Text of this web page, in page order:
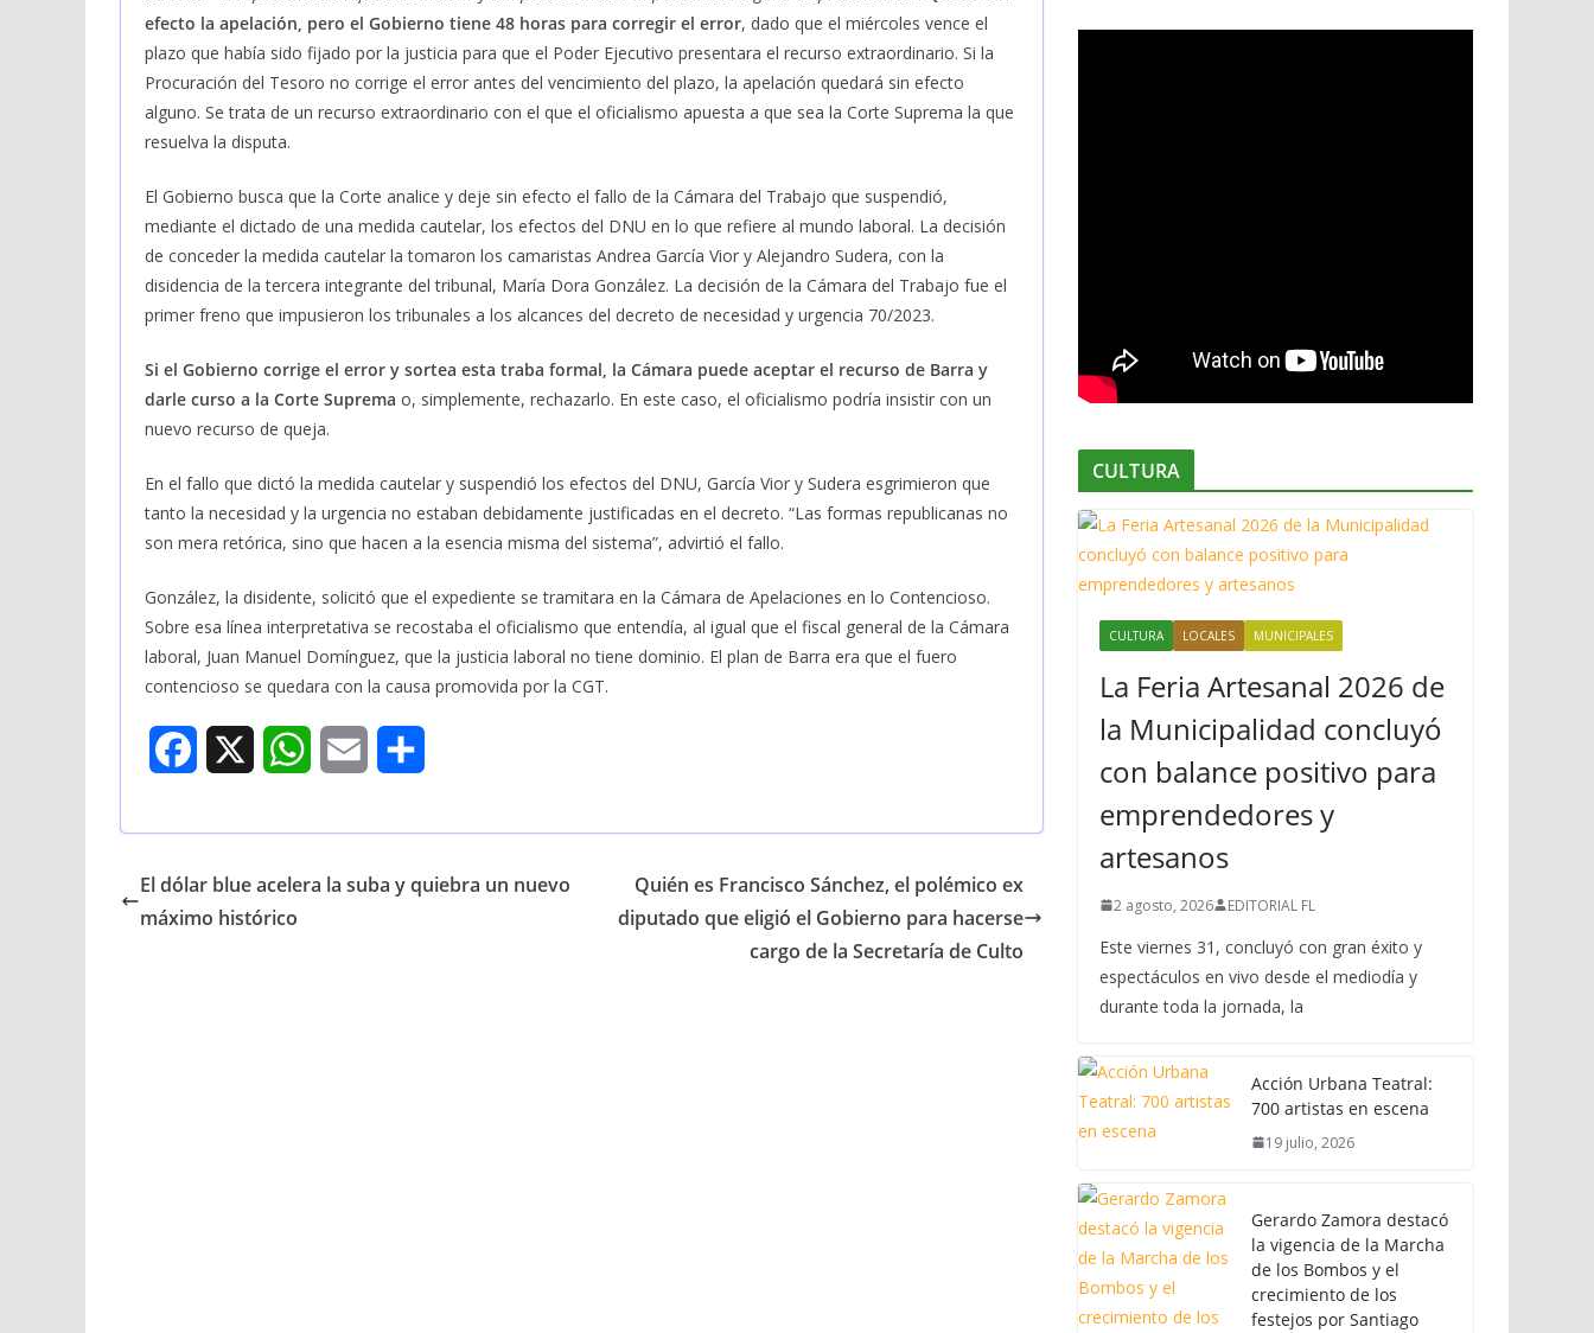
efecto la apelación, pero el Gobierno tiene 48 horas para corregir el error, dado que el miércoles vence el
plazo que había sido fijado por la justicia para que el Poder Ejecutivo presentara el recurso extraordinario. Si la
Procuración del Tesoro no corrige el error antes del vencimiento del plazo, la apelación quedará sin efecto
alguno. Se trata de un recurso extraordinario con el que el oficialismo apuesta a que sea la Corte Suprema la que
resuelva la disputa.
El Gobierno busca que la Corte analice y deje sin efecto el fallo de la Cámara del Trabajo que suspendió,
mediante el dictado de una medida cautelar, los efectos del DNU en lo que refiere al mundo laboral. La decisión
de conceder la medida cautelar la tomaron los camaristas Andrea García Vior y Alejandro Sudera, con la
disidencia de la tercera integrante del tribunal, María Dora González. La decisión de la Cámara del Trabajo fue el
primer freno que impusieron los tribunales a los alcances del decreto de necesidad y urgencia 70/2023.
Si el Gobierno corrige el error y sortea esta traba formal, la Cámara puede aceptar el recurso de Barra y
darle curso a la Corte Suprema o, simplemente, rechazarlo. En este caso, el oficialismo podría insistir con un
nuevo recurso de queja.
En el fallo que dictó la medida cautelar y suspendió los efectos del DNU, García Vior y Sudera esgrimieron que
tanto la necesidad y la urgencia no estaban debidamente justificadas en el decreto. “Las formas republicanas no
son mera retórica, sino que hacen a la esencia misma del sistema”, advirtió el fallo.
González, la disidente, solicitó que el expediente se tramitara en la Cámara de Apelaciones en lo Contencioso.
Sobre esa línea interpretativa se recostaba el oficialismo que entendía, al igual que el fiscal general de la Cámara
laboral, Juan Manuel Domínguez, que la justicia laboral no tiene dominio. El plan de Barra era que el fuero
contencioso se quedara con la causa promovida por la CGT.
e
W
t
i
r
El dólar blue acelera la suba y quiebra un nuevo
máximo histórico
Quién es Francisco Sánchez, el polémico ex
diputado que eligió el Gobierno para hacerse
cargo de la Secretaría de Culto
CULTURA
CULTURA LOCALES MUNICIPALES
La Feria Artesanal 2026 de
la Municipalidad concluyó
con balance positivo para
emprendedores y
artesanos
2 agosto, 2026 EDITORIAL FL
Este viernes 31, concluyó con gran éxito y
espectáculos en vivo desde el mediodía y
durante toda la jornada, la
Acción Urbana Teatral:
700 artistas en escena
19 julio, 2026
Gerardo Zamora destacó
la vigencia de la Marcha
de los Bombos y el
crecimiento de los
festejos por Santiago